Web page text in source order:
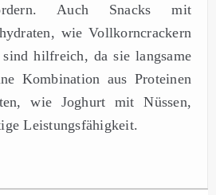
Auch Snacks mit
wie Vollkorncrackern
hilfreich, da sie langsame
Kombination aus Proteinen
wie Joghurt mit Nüssen,
Leistungsfähigkeit.